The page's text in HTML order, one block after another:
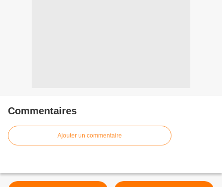
Commentaires
Ajouter un commentaire